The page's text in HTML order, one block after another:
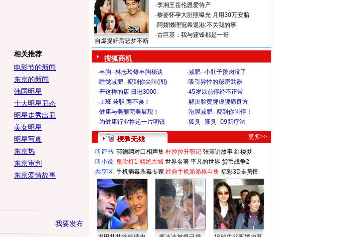
相关推荐
电影节的新闻
东京的新闻
韩国明星
十大明星丑态
明星走秀出丑
美女明星
明星写真
东京热
东京审判
东京爱情故事
我要发布
自爆捉奸后恶梦不断
·李湘王岳伦恩爱待产
·黎姿怀孕大肚照曝光 月用30万安胎
·阿娇懒理冠希返港:不关我的事
·古巨基：我与霆锋都是一哥
搜狐商机
·丰胸--林志玲爆丰胸秘诀 ·减肥--小肚子赘肉没了
·睡觉减肥--瘦到你尖叫(图) ·吸引异性的秘密武器
·开这样的店 日进3000 ·45岁以前停经不正常
·上班 兼职 两不误！ ·解决脸黄脾虚腰痛良方
·健康与美丽完美展现！ ·泡脚减肥--瘦到你叫停！
·为健康行业撑起一片明镜 ·狐臭--腋臭--09新疗法
更多>>
·听评书 郭德纲对口相声集 杜拉拉升职记 张震讲故事 红楼梦
·听小说 鬼吹灯1-精绝古城 世界名著 平凡的世界 货币战争2
·共享区 手机病毒杀毒专家 经典手机游游格斗集 福彩3D走势图